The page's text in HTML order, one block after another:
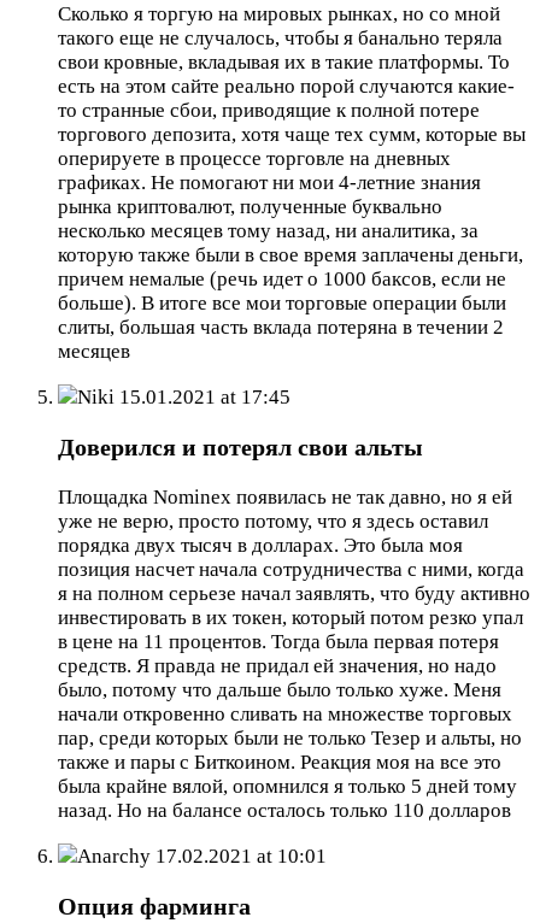
Сколько я торгую на мировых рынках, но со мной
такого еще не случалось, чтобы я банально теряла
свои кровные, вкладывая их в такие платформы. То
есть на этом сайте реально порой случаются какие-
то странные сбои, приводящие к полной потере
торгового депозита, хотя чаще тех сумм, которые вы
оперируете в процессе торговле на дневных
графиках. Не помогают ни мои 4-летние знания
рынка криптовалют, полученные буквально
несколько месяцев тому назад, ни аналитика, за
которую также были в свое время заплачены деньги,
причем немалые (речь идет о 1000 баксов, если не
больше). В итоге все мои торговые операции были
слиты, большая часть вклада потеряна в течении 2
месяцев
Niki 15.01.2021 at 17:45
Доверился и потерял свои альты
Площадка Nominex появилась не так давно, но я ей
уже не верю, просто потому, что я здесь оставил
порядка двух тысяч в долларах. Это была моя
позиция насчет начала сотрудничества с ними, когда
я на полном серьезе начал заявлять, что буду активно
инвестировать в их токен, который потом резко упал
в цене на 11 процентов. Тогда была первая потеря
средств. Я правда не придал ей значения, но надо
было, потому что дальше было только хуже. Меня
начали откровенно сливать на множестве торговых
пар, среди которых были не только Тезер и альты, но
также и пары с Биткоином. Реакция моя на все это
была крайне вялой, опомнился я только 5 дней тому
назад. Но на балансе осталось только 110 долларов
Anarchy 17.02.2021 at 10:01
Опция фарминга